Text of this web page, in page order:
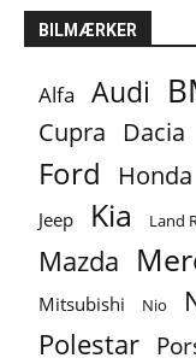
BILMÆRKER
Alfa Audi
Cupra Dacia
Ford Honda
Jeep Kia Land
Mazda
Mitsubishi Nio
Polestar